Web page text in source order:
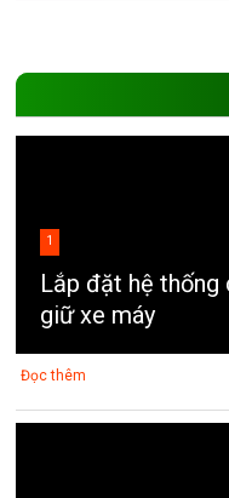
1
Lắp đặt hệ thống
giữ xe máy
Đọc thêm